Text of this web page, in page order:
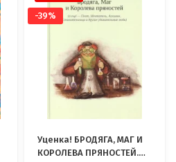
-39%
Уценка! БРОДЯГА, МАГ И
КОРОЛЕВА ПРЯНОСТЕЙ.